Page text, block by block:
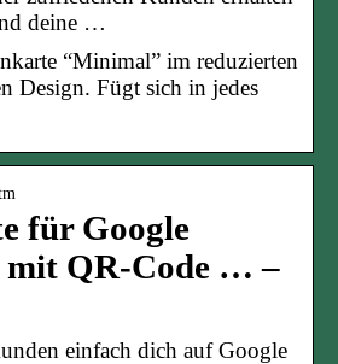
deine …
“Minimal” im reduzierten
Design. Fügt sich in jedes
für Google
mit QR-Code … –
einfach dich auf Google